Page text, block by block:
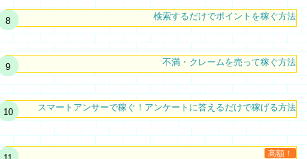
検索するだけでポイントを稼ぐ方法
不満・クレームを売って稼ぐ方法
スマートアンサーで稼ぐ！アンケートに答えるだけで稼げる方法
高額！